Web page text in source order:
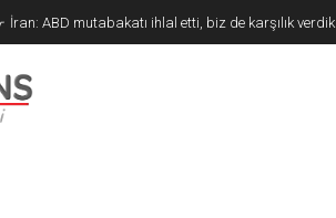
İran: ABD mutabakatı ihlal etti, biz de karşılık verdik